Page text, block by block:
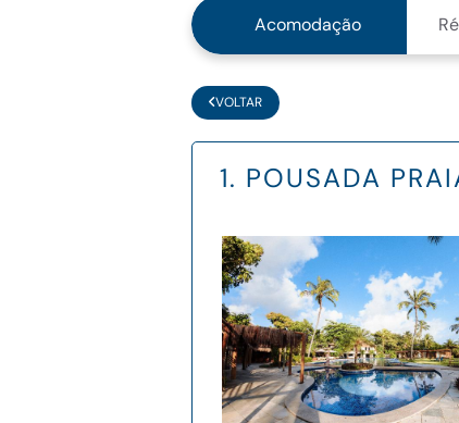
VOLTAR
Acomodação
1. POUSADA